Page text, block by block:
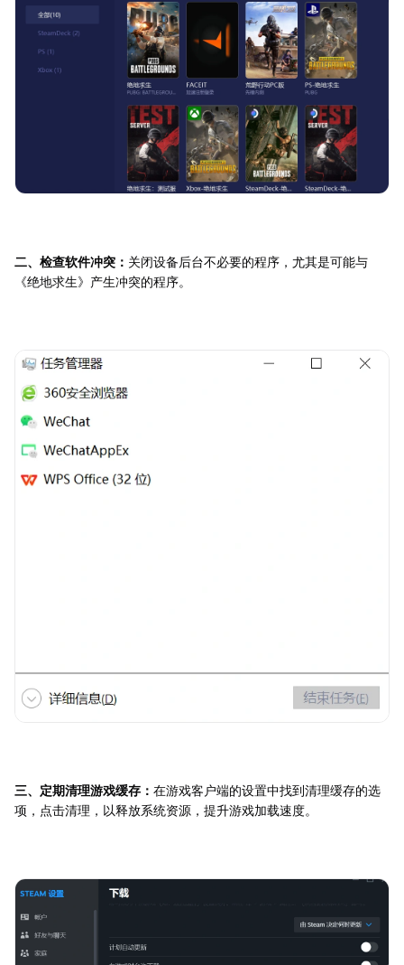
二、检查软件冲突： 关闭设备后台不必要的程序，尤其是可能与
《绝地求生》产生冲突的程序。
三、定期清理游戏缓存： 在游戏客户端的设置中找到清理缓存的选
项，点击清理，以释放系统资源，提升游戏加载速度。